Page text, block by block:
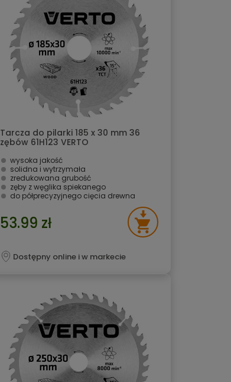
Tarcza do pilarki 185 x 30 mm 36
zębów 61H123 VERTO
wysoka jakość
solidna i wytrzymała
zredukowana grubość
zęby z węglika spiekanego
do półprecyzyjnego cięcia drewna
53.99 zł
Dostępny online i w markecie